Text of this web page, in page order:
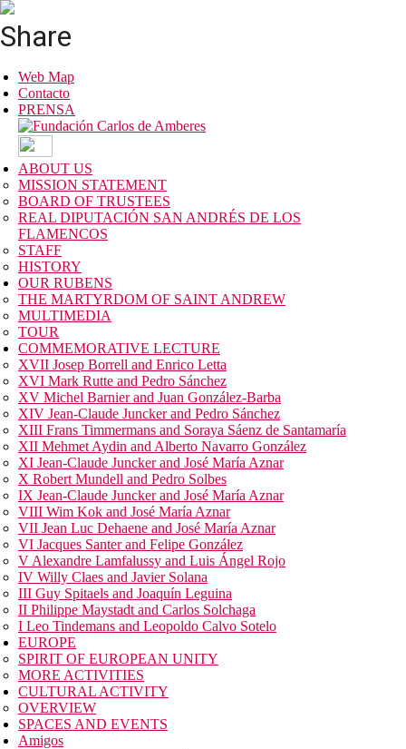
Share
Web Map
Contacto
PRENSA
ABOUT US
MISSION STATEMENT
BOARD OF TRUSTEES
REAL DIPUTACIÓN SAN ANDRÉS DE LOS
FLAMENCOS
STAFF
HISTORY
OUR RUBENS
THE MARTYRDOM OF SAINT ANDREW
MULTIMEDIA
TOUR
COMMEMORATIVE LECTURE
XVII Josep Borrell and Enrico Letta
XVI Mark Rutte and Pedro Sánchez
XV Michel Barnier and Juan González-Barba
XIV Jean-Claude Juncker and Pedro Sánchez
XIII Frans Timmermans and Soraya Sáenz de Santamaría
XII Mehmet Aydin and Alberto Navarro González
XI Jean-Claude Juncker and José María Aznar
X Robert Mundell and Pedro Solbes
IX Jean-Claude Juncker and José María Aznar
VIII Wim Kok and José María Aznar
VII Jean Luc Dehaene and José María Aznar
VI Jacques Santer and Felipe González
V Alexandre Lamfalussy and Luis Ángel Rojo
IV Willy Claes and Javier Solana
III Guy Spitaels and Joaquín Leguina
II Philippe Maystadt and Carlos Solchaga
I Leo Tindemans and Leopoldo Calvo Sotelo
EUROPE
SPIRIT OF EUROPEAN UNITY
MORE ACTIVITIES
CULTURAL ACTIVITY
OVERVIEW
SPACES AND EVENTS
Amigos